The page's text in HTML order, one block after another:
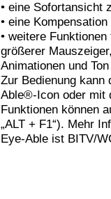
• eine Sofortansicht
• eine
• weitere
größerer
Animationen und Ton
Zur Bedienung kann
Able®-Icon oder mit
Funktionen können
„ALT + F1“). Mehr
Eye-Able ist BITV/